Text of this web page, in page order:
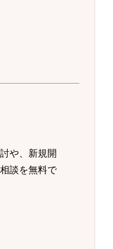
や、新規開
談を無料で